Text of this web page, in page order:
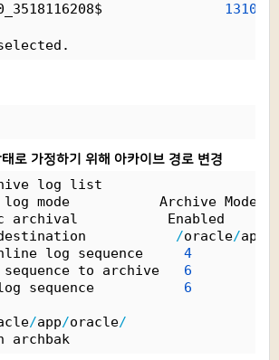
131072
로 가정하기 위해 아카이브 경로 변경
log list
mode           Archive Mode
archival           Enabled
destination /oracle/app
log sequence 4
sequence to archive 6
log sequence 6
/app/oracle/
archbak